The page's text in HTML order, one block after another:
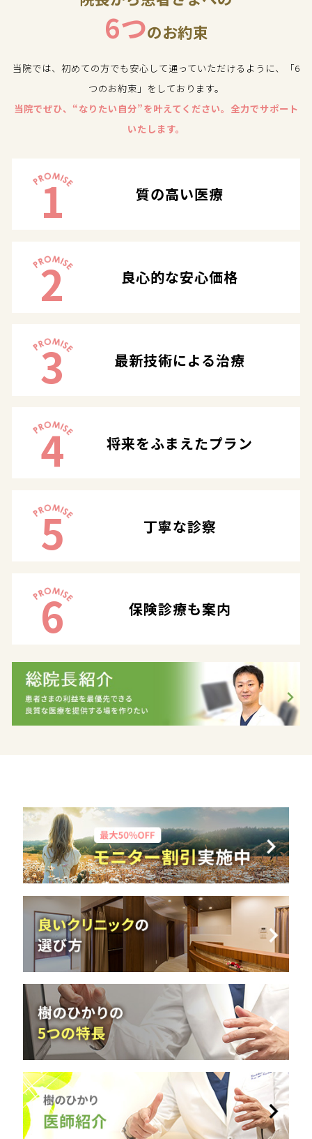
6つのお約束
当院では、初めての方でも安心して通っていただけるように、「6
つのお約束」をしております。
当院でぜひ、“なりたい自分”を叶えてください。全力でサポート
いたします。
1 質の高い医療
2 良心的な安心価格
3 最新技術による治療
4 将来をふまえたプラン
5 丁寧な診察
6 保険診療も案内